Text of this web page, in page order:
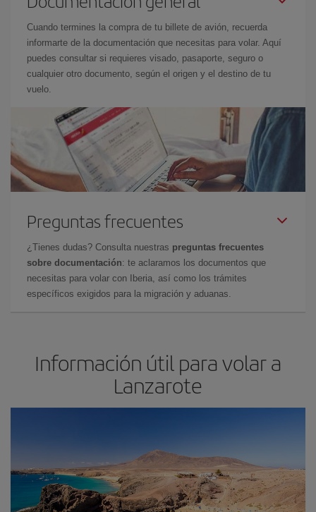
Cuando termines la compra de tu billete de avión, recuerda
informarte de la documentación que necesitas para volar. Aquí
puedes consultar si requieres visado, pasaporte, seguro o
cualquier otro documento, según el origen y el destino de tu
vuelo.
Preguntas frecuentes
¿Tienes dudas? Consulta nuestras preguntas frecuentes
sobre documentación: te aclaramos los documentos que
necesitas para volar con Iberia, así como los trámites
específicos exigidos para la migración y aduanas.
Información útil para volar a
Lanzarote